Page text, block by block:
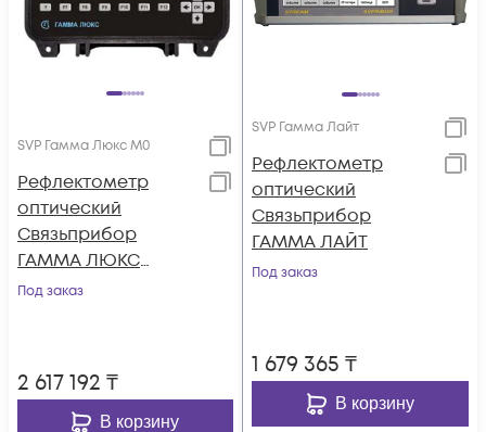
SVP Гамма Люкс M0
Рефлектометр
оптический
Связьприбор
ГАММА ЛЮКС
(модуль M0)
Под заказ
2 617 192 ₸
В корзину
SVP Гамма Лайт
Рефлектометр
оптический
Связьприбор
ГАММА ЛАЙТ
Под заказ
1 679 365 ₸
В корзину